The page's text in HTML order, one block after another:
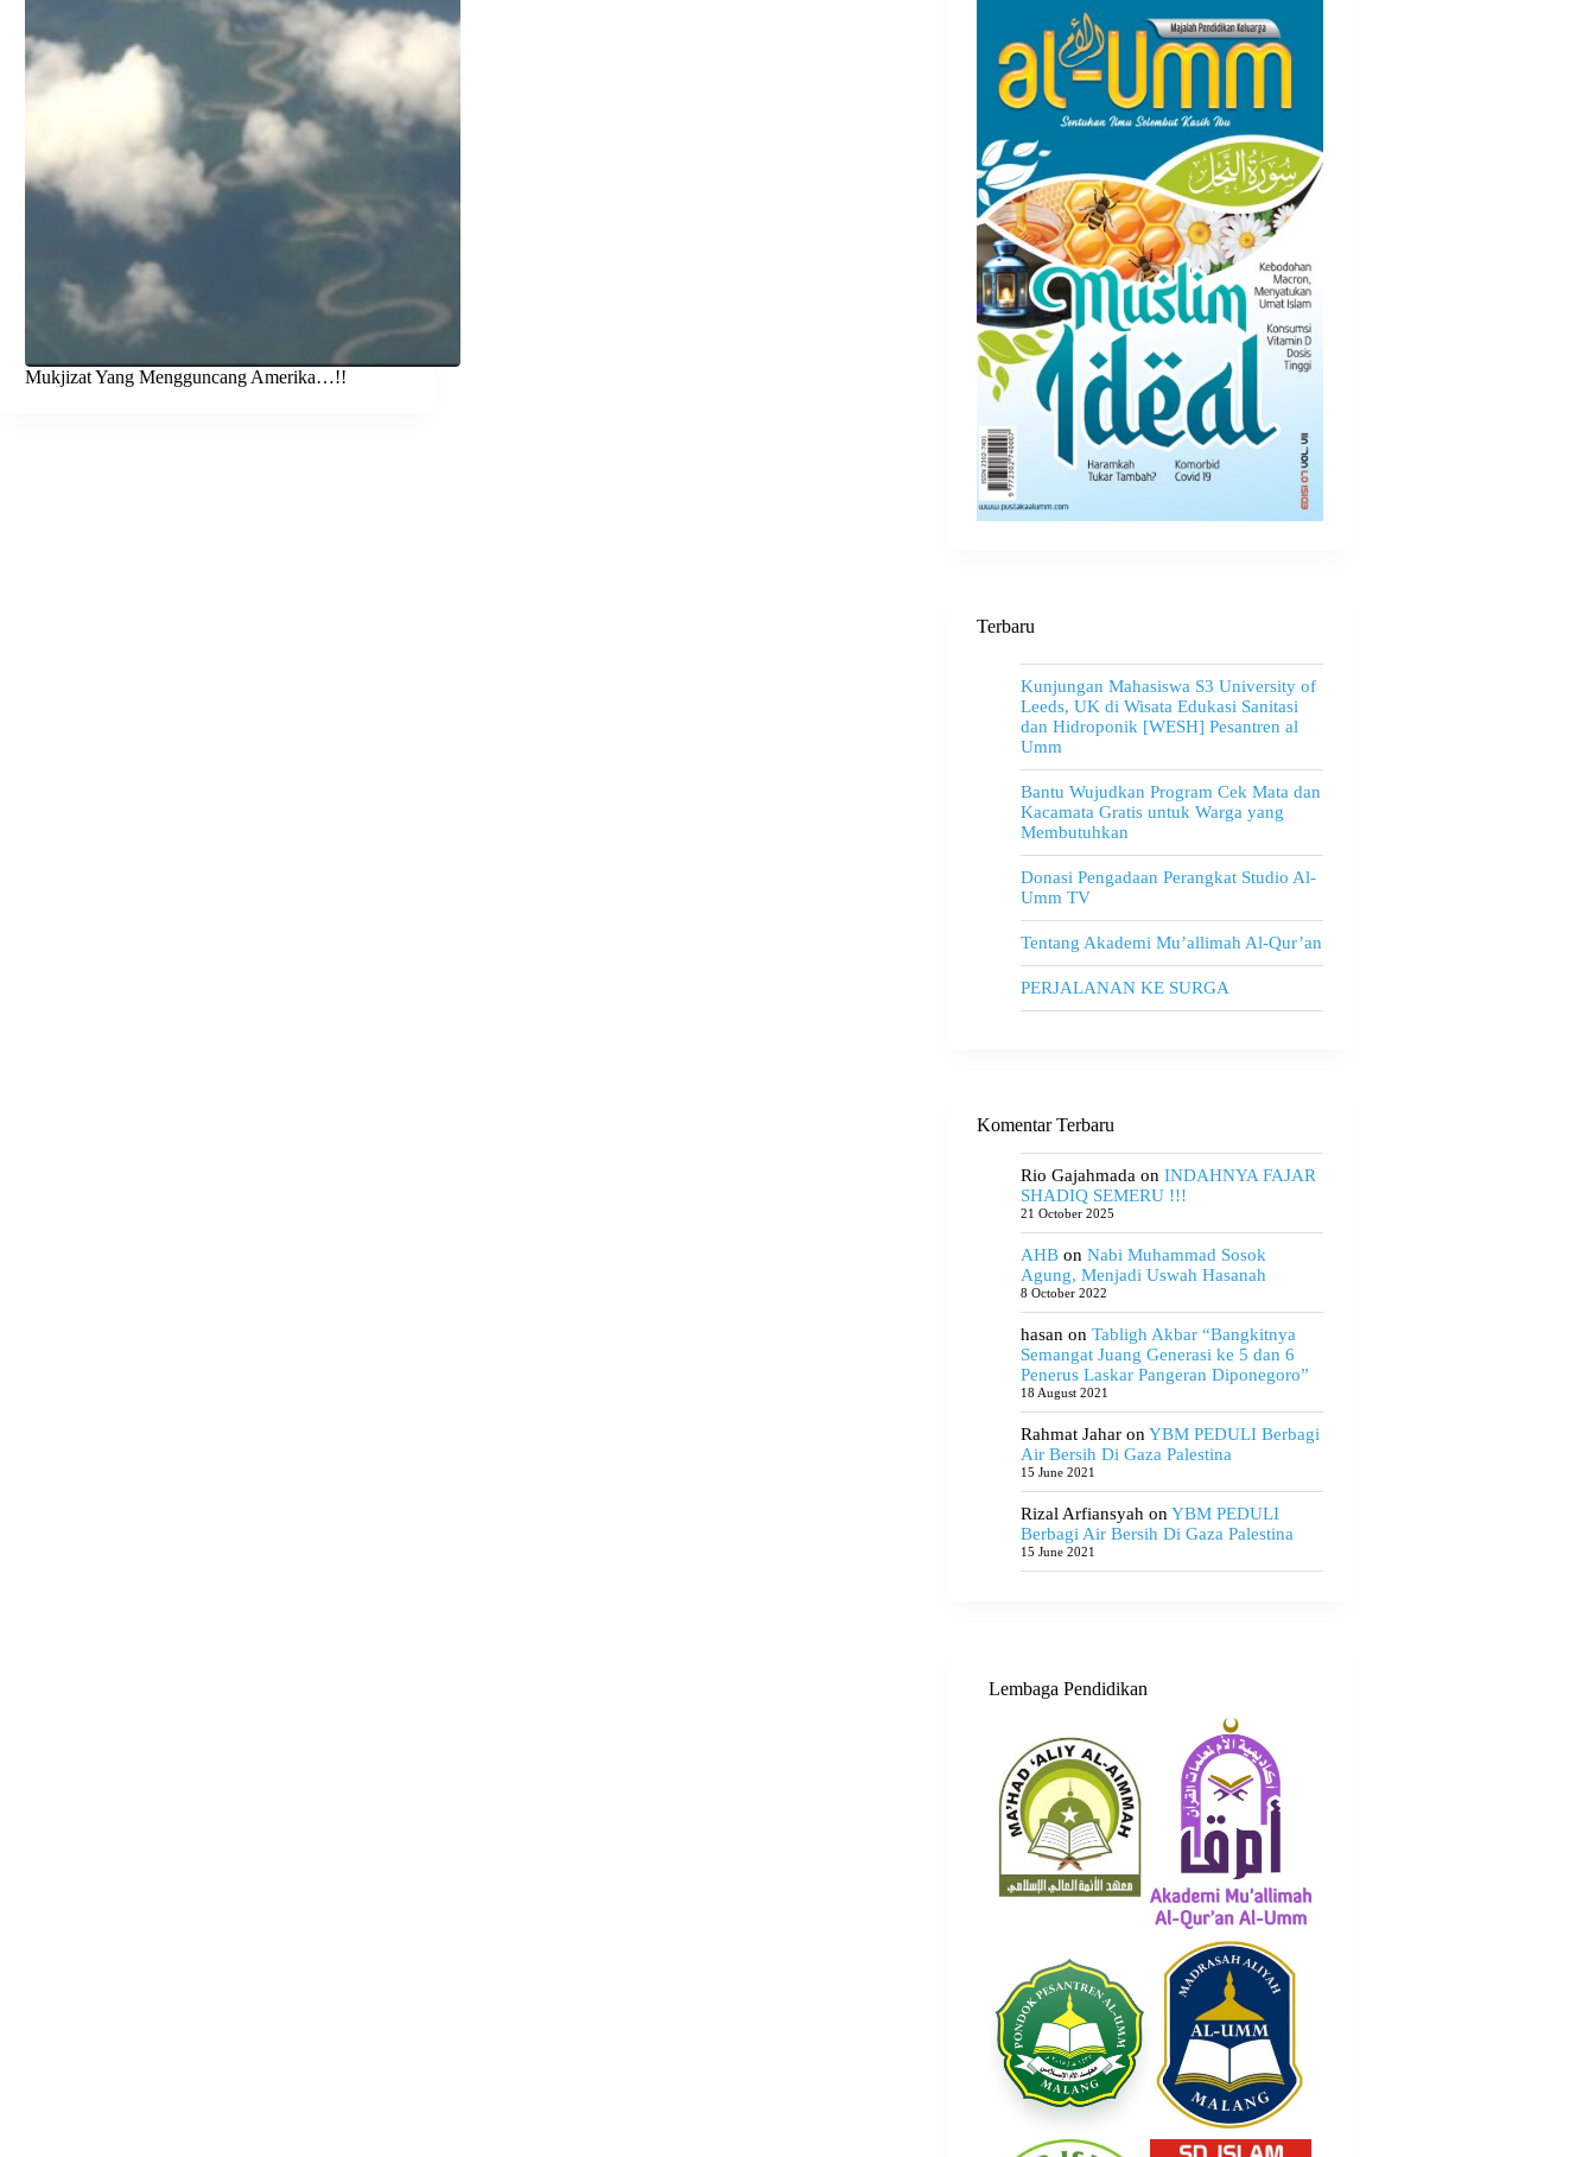
Mukjizat Yang Mengguncang Amerika…!!
Terbaru
Kunjungan Mahasiswa S3 University of
Leeds, UK di Wisata Edukasi Sanitasi
dan Hidroponik [WESH] Pesantren al
Umm
Bantu Wujudkan Program Cek Mata dan
Kacamata Gratis untuk Warga yang
Membutuhkan
Donasi Pengadaan Perangkat Studio Al-
Umm TV
Tentang Akademi Mu’allimah Al-Qur’an
PERJALANAN KE SURGA
Komentar Terbaru
Rio Gajahmadaon INDAHNYA FAJAR
SHADIQ SEMERU !!!
21 October 2025
AHBon Nabi Muhammad Sosok
Agung, Menjadi Uswah Hasanah
8 October 2022
hasanon Tabligh Akbar “Bangkitnya
Semangat Juang Generasi ke 5 dan 6
Penerus Laskar Pangeran Diponegoro”
18 August 2021
Rahmat JaharonYBM PEDULI Berbagi
Air Bersih Di Gaza Palestina
15 June 2021
Rizal ArfiansyahonYBM PEDULI
Berbagi Air Bersih Di Gaza Palestina
15 June 2021
Lembaga Pendidikan